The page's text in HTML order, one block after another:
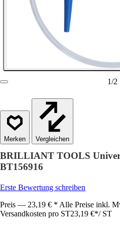
1/2
Vergleichen
BRILLIANT TOOLS
BT156916
Erste Bewertung schreiben
Preis — 23,19 € * Alle Preise inkl.
Versandkosten pro ST23,19 €*/ ST